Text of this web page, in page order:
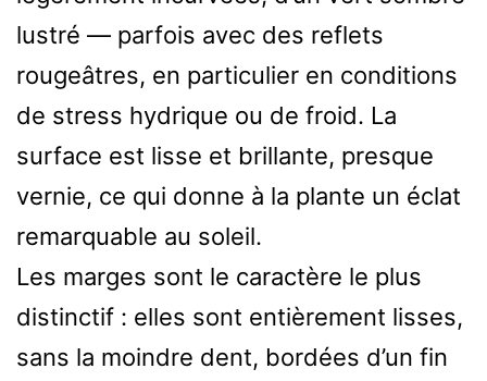
lustré — parfois avec des reflets
rougeâtres, en particulier en conditions
de stress hydrique ou de froid. La
surface est lisse et brillante, presque
vernie, ce qui donne à la plante un éclat
remarquable au soleil.
Les marges sont le caractère le plus
distinctif : elles sont entièrement lisses,
sans la moindre dent, bordées d’un fin